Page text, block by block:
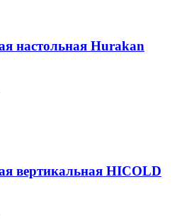
настольная Hurakan
вертикальная HICOLD